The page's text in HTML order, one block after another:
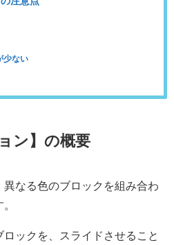
少ない
ン】の概要
異なる色のブロックを組み合わ
ックを、スライドさせること